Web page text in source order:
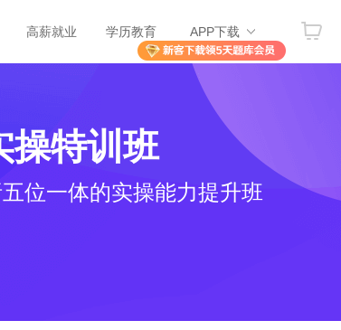
高薪就业 学历教育 APP下载
操特训班
位一体的实操能力提升班